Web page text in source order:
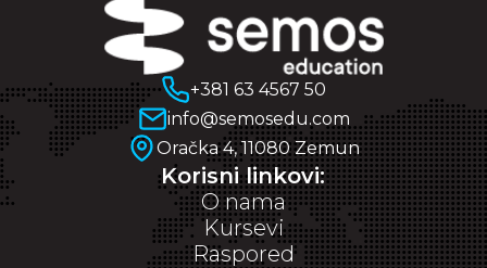
+381 63 4567 50
info@semosedu.com
Oračka 4, 11080 Zemun
Korisni linkovi:
O nama
Kursevi
Raspored